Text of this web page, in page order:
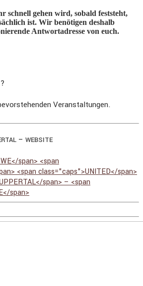
schnell gehen wird, sobald feststeht,
ist. Wir benötigen deshalb
Antwortadresse von euch.
Veranstaltungen.
– WEBSITE